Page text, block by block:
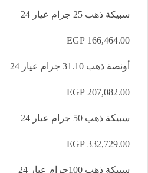
سبيكة ذهب 25 جرام عيار 24
166,464.00 EGP
أونصة ذهب 31.10 جرام عيار 24
207,082.00 EGP
سبيكة ذهب 50 جرام عيار 24
332,729.00 EGP
سبيكة ذهب 100جرام عيار 24